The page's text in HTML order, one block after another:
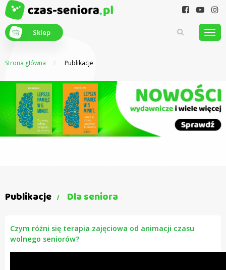
Sklep
Z myślą o
Strona główna Publikacje
Publikacje Dla seniora
Czym różni się terapia zajęciowa od animacji czasu
wolnego seniorów?